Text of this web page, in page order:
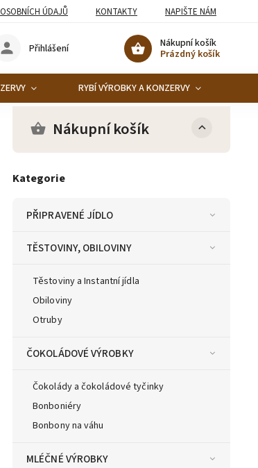
ÚDAJŮ KONTAKTY NAPIŠTE NÁM
Nákupní košík
Prázdný košík
Přihlášení
RYBÍ VÝROBKY A KONZERVY
Nákupní košík
Kategorie
PŘIPRAVENÉ JÍDLO
TĚSTOVINY, OBILOVINY
Těstoviny a Instantní jídla
Obiloviny
Otruby
ČOKOLÁDOVÉ VÝROBKY
Čokolády a čokoládové tyčinky
Bonboniéry
Bonbony na váhu
MLÉČNÉ VÝROBKY